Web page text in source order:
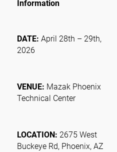
Information
DATE: April 28th – 29th,
2026
VENUE: Mazak Phoenix
Technical Center
LOCATION: 2675 West
Buckeye Rd, Phoenix, AZ